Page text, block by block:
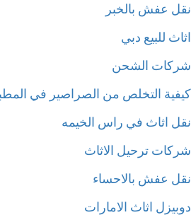
عفش بالخبر
للبيع دبي
الشحن
التخلص من الصراصير في المطبخ
اثاث في راس الخيمه
ترحيل الاثاث
عفش بالاحساء
اثاث الامارات